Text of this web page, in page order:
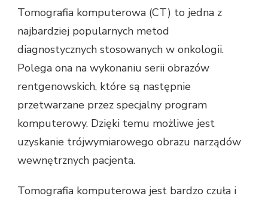
Tomografia komputerowa (CT) to jedna z
najbardziej popularnych metod
diagnostycznych stosowanych w onkologii.
Polega ona na wykonaniu serii obrazów
rentgenowskich, które są następnie
przetwarzane przez specjalny program
komputerowy. Dzięki temu możliwe jest
uzyskanie trójwymiarowego obrazu narządów
wewnętrznych pacjenta.
Tomografia komputerowa jest bardzo czuła i